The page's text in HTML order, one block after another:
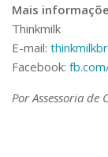
Mais
Thinkmilk
E-mail:
Facebook:
Por Assessoria de